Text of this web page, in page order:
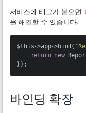
서비스에 태그가 붙으면
을 해결할 수 있습니다.
$this->app->bind(
return
new
});
바인딩 확장